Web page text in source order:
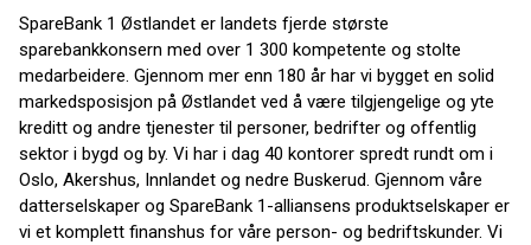
SpareBank 1 Østlandet er landets fjerde største
sparebankkonsern med over 1 300 kompetente og stolte
medarbeidere. Gjennom mer enn 180 år har vi bygget en solid
markedsposisjon på Østlandet ved å være tilgjengelige og yte
kreditt og andre tjenester til personer, bedrifter og offentlig
sektor i bygd og by. Vi har i dag 40 kontorer spredt rundt om i
Oslo, Akershus, Innlandet og nedre Buskerud. Gjennom våre
datterselskaper og SpareBank 1-alliansens produktselskaper er
vi et komplett finanshus for våre person- og bedriftskunder. Vi